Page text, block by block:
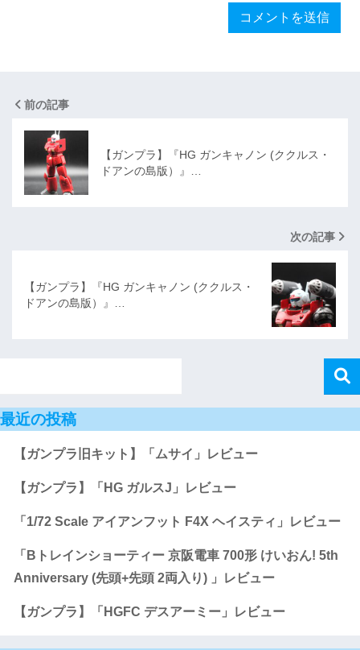
前の記事
【ガンプラ】『HG ガンキャノン (ククルス・
ドアンの島版）』…
次の記事
【ガンプラ】『HG ガンキャノン (ククルス・
ドアンの島版）』…
最近の投稿
【ガンプラ旧キット】「ムサイ」レビュー
【ガンプラ】「HG ガルスJ」レビュー
「1/72 Scale アイアンフット F4X ヘイスティ」レビュー
「Bトレインショーティー 京阪電車 700形 けいおん! 5th
Anniversary (先頭+先頭 2両入り) 」レビュー
【ガンプラ】「HGFC デスアーミー」レビュー